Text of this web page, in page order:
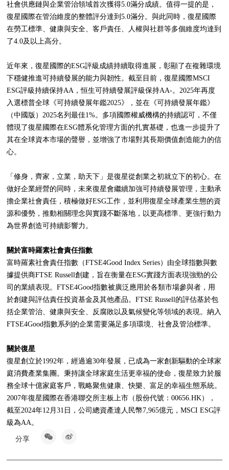
社會供應鏈與企業管治領域首次獲得5.0滿分成績。值得一提的是，
復星國際在管治維度的整體評分達到5.0滿分。與此同時，復星國際
在勞工標準、健康與安全、客戶責任、人權與社群等多個維度均達到
了4.0及以上高分。
近年來，復星國際的ESG評級成績持續取得進展，彰顯了在複雜環境
下穩健推進可持續發展的能力與韌性。截至目前，復星國際MSCI
ESG評級持續保持AA，恒生可持續發展評級保持AA-。2025年再度
入選標普全球《可持續發展年鑑2025》，並在《可持續發展年鑑》
（中國版）2025名列最佳1%。多項國際權威機構的持續認可，不僅
體現了復星國際在ESG體系化管理方面的扎實基礎，也進一步提升了
其在全球資本市場的聲譽，並增強了市場對其長期價值創造能力的信
心。
「修身，齊家，立業，助天下」是復星從創業之初就立下的初心。在
做好企業經營的同時，未來復星會繼續加強可持續發展管理，主動承
擔企業社會責任，積極做好ESG工作，並利用復星全球產業生態的資
源和優勢，推動相關理念與實踐不斷落地，以更高標準、更強行動力
為世界創造可持續影響力。
關於富時羅素社會責任指數
富時羅素社會責任指數（FTSE4Good Index Series）由全球指數與數
據提供商FTSE Russell創建，旨在衡量在ESG實踐方面表現強勁的公
司的業績表現。FTSE4Good指數被廣泛應用於各類市場參與者，用
於創建與評估責任投資基金及其他產品。FTSE Russell的評估基於包
括企業管治、健康與安全、反腐敗以及氣候變化等領域的表現。納入
FTSE4Good指數系列的企業需要滿足多項環境、社會及管治標準。
關於復星
復星創立於1992年，經過逾30年發展，已成為一家創新驅動的全球家
庭消費產業集團。秉持讓全球家庭生活更幸福的使命，復星致力於服
務全球十億家庭客戶，戰略聚焦健康、快樂、富足的幸福生態系統。
2007年復星國際在香港聯交所主板上市（股份代號：00656.HK），
截至2024年12月31日，公司總資產達人民幣7,965億元，MSCI ESG評
級為AA。
分享